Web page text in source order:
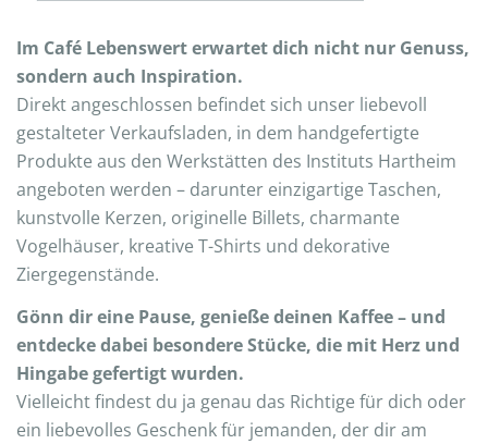
Im Café Lebenswert erwartet dich nicht nur Genuss,
sondern auch Inspiration.
Direkt angeschlossen befindet sich unser liebevoll
gestalteter Verkaufsladen, in dem handgefertigte
Produkte aus den Werkstätten des Instituts Hartheim
angeboten werden – darunter einzigartige Taschen,
kunstvolle Kerzen, originelle Billets, charmante
Vogelhäuser, kreative T-Shirts und dekorative
Ziergegenstände.
Gönn dir eine Pause, genieße deinen Kaffee – und
entdecke dabei besondere Stücke, die mit Herz und
Hingabe gefertigt wurden.
Vielleicht findest du ja genau das Richtige für dich oder
ein liebevolles Geschenk für jemanden, der dir am